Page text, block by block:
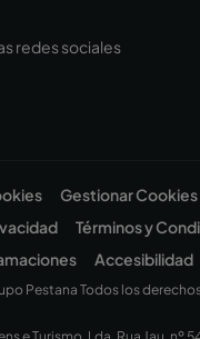
redes sociales
Gestionar Cookies
Términos y
Accesibilidad
Pestana Todos los
e Turismo, Lda. Rua Jau, nº